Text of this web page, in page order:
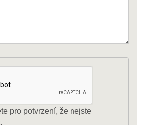
pro potvrzení, že nejste